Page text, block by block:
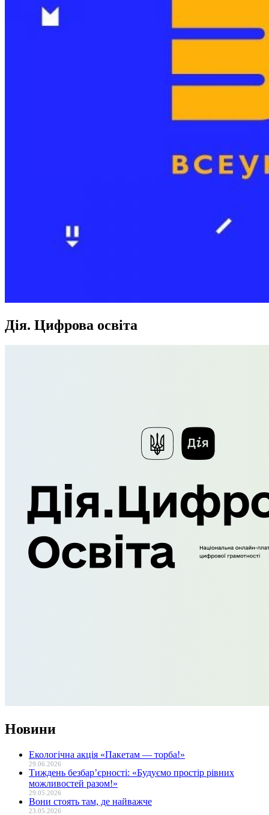
Дія. Цифрова освіта
Новини
Екологічна акція «Пакетам — торба!»
29.06.2026
Тиждень безбар’єрності: «Будуємо простір рівних
можливостей разом!»
29.05.2026
Вони стоять там, де найважче
23.05.2026